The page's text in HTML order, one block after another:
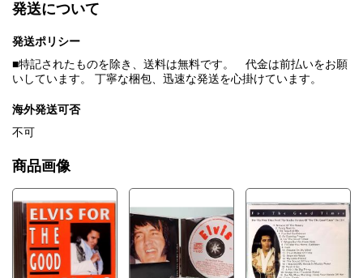
発送について
発送ポリシー
■特記されたものを除き、送料は無料です。 代金は前払いをお願
いしています。 丁寧な梱包、迅速な発送を心掛けています。
海外発送可否
不可
商品画像